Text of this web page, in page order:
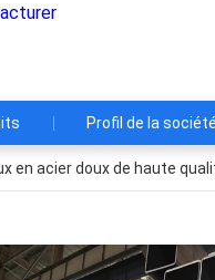
Profil de la société
en acier doux de haute